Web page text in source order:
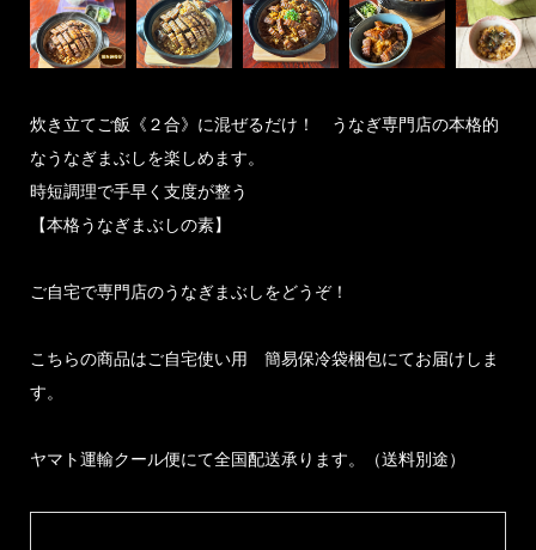
炊き立てご飯《２合》に混ぜるだけ！ うなぎ専門店の本格的
なうなぎまぶしを楽しめます。
時短調理で手早く支度が整う
【本格うなぎまぶしの素】
ご自宅で専門店のうなぎまぶしをどうぞ！
こちらの商品はご自宅使い用 簡易保冷袋梱包にてお届けしま
す。
ヤマト運輸クール便にて全国配送承ります。（送料別途）